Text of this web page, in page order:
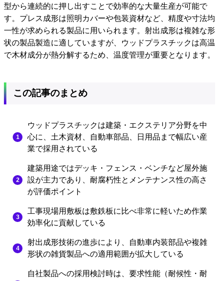
型から連続的に押し出すことで効率的な大量生産が可能で
す。プレス成形は照明カバーや包装資材など、精度や寸法均
一性が求められる製品に用いられます。射出成形は複雑な形
状の製品製造に適していますが、ウッドプラスチックは高温
で木材成分が熱分解するため、温度管理が重要となります。
この記事のまとめ
ウッドプラスチックは建築・エクステリア分野を中
心に、土木資材、自動車部品、日用品まで幅広い産
業で採用されている
建築用途ではデッキ・フェンス・ベンチなど屋外施
設が主力であり、耐腐朽性とメンテナンス性の高さ
が評価ポイント
工事現場用敷板は敷鉄板に比べ非常に軽いため作業
効率化に貢献している
射出成形技術の進歩により、自動車内装部品や複雑
形状の雑貨製品への適用範囲が拡大している
自社製品への採用検討時は、要求性能（耐候性・耐